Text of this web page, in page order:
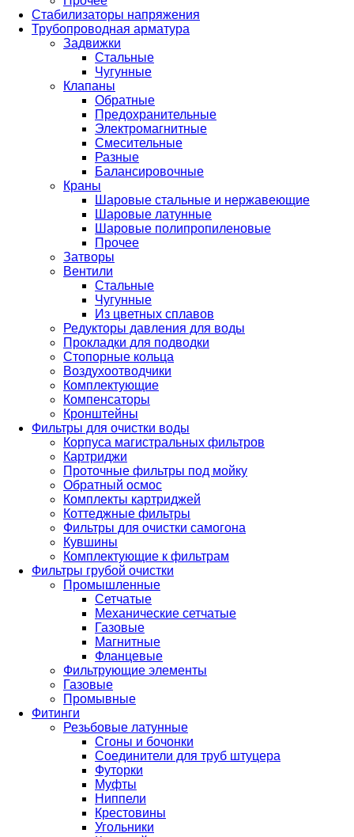
Стабилизаторы напряжения
Трубопроводная арматура
Задвижки
Стальные
Чугунные
Клапаны
Обратные
Предохранительные
Электромагнитные
Смесительные
Разные
Балансировочные
Краны
Шаровые стальные и нержавеющие
Шаровые латунные
Шаровые полипропиленовые
Прочее
Затворы
Вентили
Стальные
Чугунные
Из цветных сплавов
Редукторы давления для воды
Прокладки для подводки
Стопорные кольца
Воздухоотводчики
Комплектующие
Компенсаторы
Кронштейны
Фильтры для очистки воды
Корпуса магистральных фильтров
Картриджи
Проточные фильтры под мойку
Обратный осмос
Комплекты картриджей
Коттеджные фильтры
Фильтры для очистки самогона
Кувшины
Комплектующие к фильтрам
Фильтры грубой очистки
Промышленные
Сетчатые
Механические сетчатые
Газовые
Магнитные
Фланцевые
Фильтрующие элементы
Газовые
Промывные
Фитинги
Резьбовые латунные
Сгоны и бочонки
Соединители для труб штуцера
Футорки
Муфты
Ниппели
Крестовины
Угольники